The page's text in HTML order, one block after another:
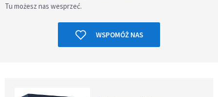
Tu możesz nas wesprzeć.
WSPOMÓŻ NAS